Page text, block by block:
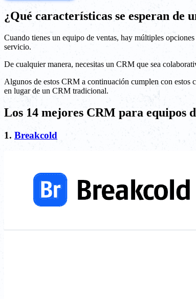
¿Qué características se esperan de
Cuando tienes un equipo de ventas, hay múltiples
servicio.
De cualquier manera, necesitas un CRM que sea
Algunos de estos CRM a continuación cumplen con estos
en lugar de un CRM tradicional.
Los 14 mejores CRM para equipos
1. Breakcold